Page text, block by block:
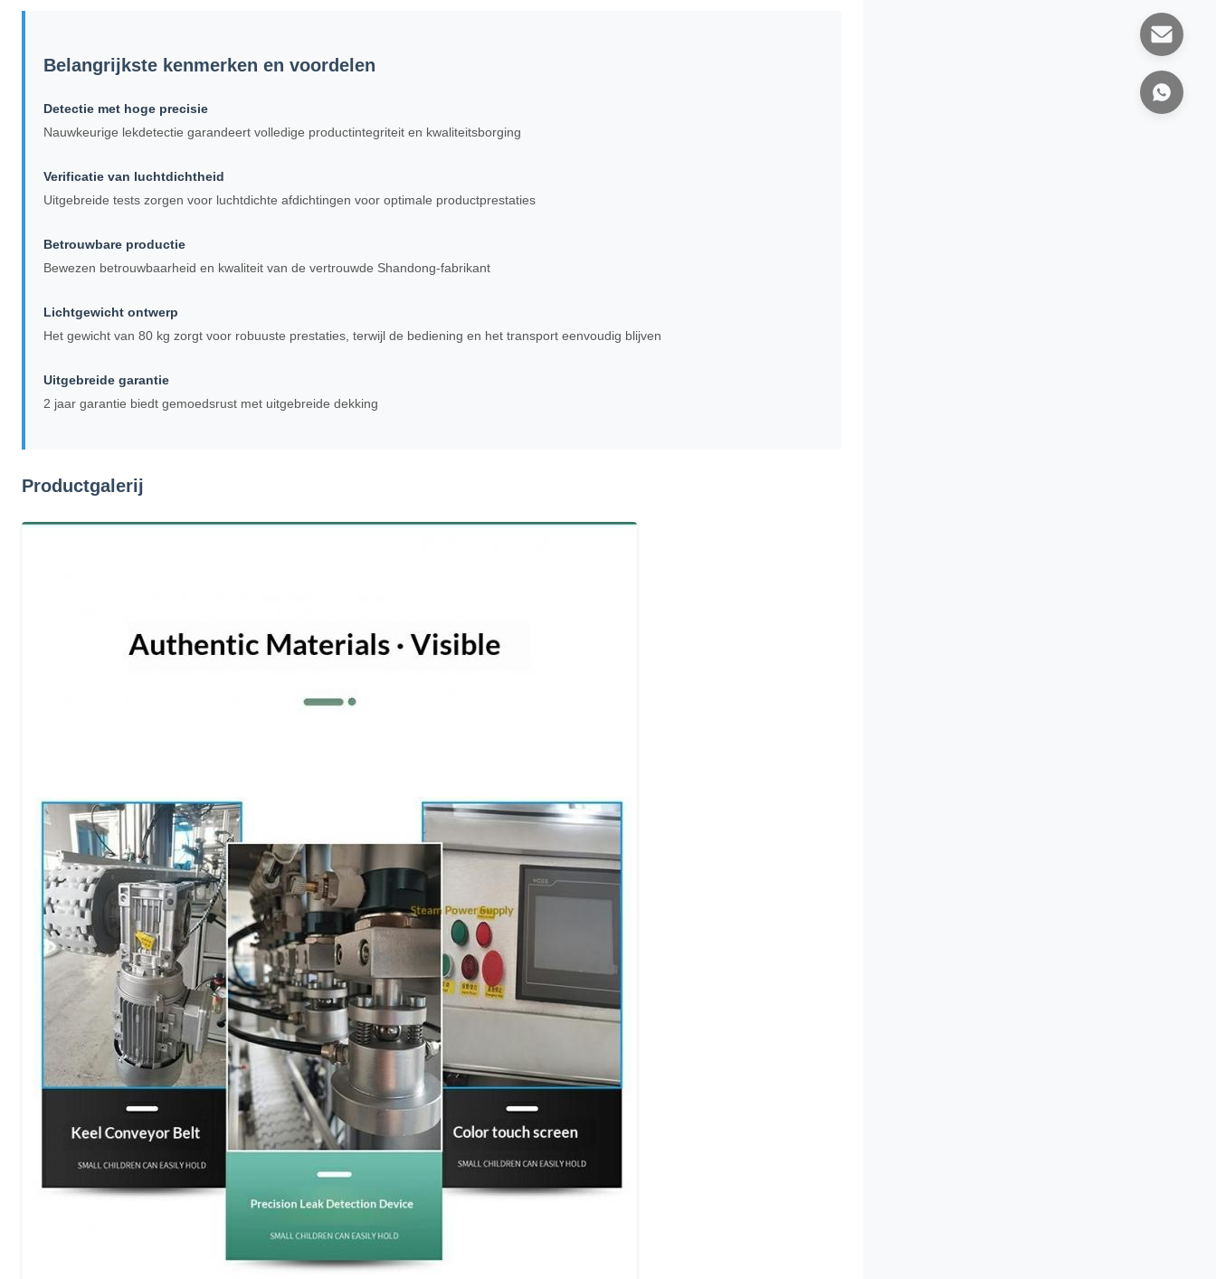
Belangrijkste kenmerken en voordelen
Detectie met hoge precisie
Nauwkeurige lekdetectie garandeert volledige productintegriteit en kwaliteitsborging
Verificatie van luchtdichtheid
Uitgebreide tests zorgen voor luchtdichte afdichtingen voor optimale productprestaties
Betrouwbare productie
Bewezen betrouwbaarheid en kwaliteit van de vertrouwde Shandong-fabrikant
Lichtgewicht ontwerp
Het gewicht van 80 kg zorgt voor robuuste prestaties, terwijl de bediening en het transport eenvoudig blijven
Uitgebreide garantie
2 jaar garantie biedt gemoedsrust met uitgebreide dekking
Productgalerij